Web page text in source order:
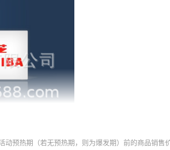
动预热期（若无预热期，则为爆发期）前的商品销售